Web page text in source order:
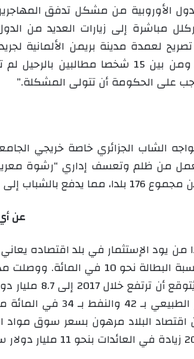
الأوروبية من مشكل تدفق
مباشرة إلى زيارات العديد من
لعمدة مدينة بريمن الألمانية
لاستقبال رعاياها. ومن بين 15
وجب على الحكومة أن تتولى المشكلة.”
الشاب الجزائري خاصة خريجي
عن الحلم الضائع وراء البحار.
عن
من يود الإستثمار في بلد اقتصاده
ساهم قطاع الغاز